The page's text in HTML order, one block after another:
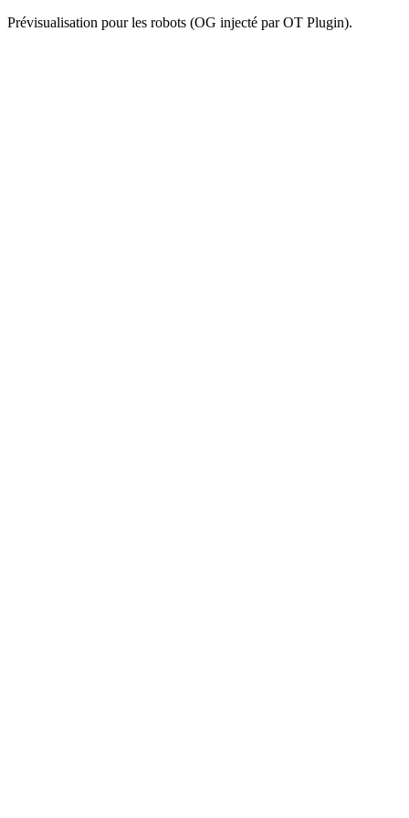
Prévisualisation pour les robots (OG injecté par OT Plugin).